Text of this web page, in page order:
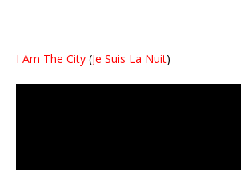
I Am The City (Je Suis La Nuit)